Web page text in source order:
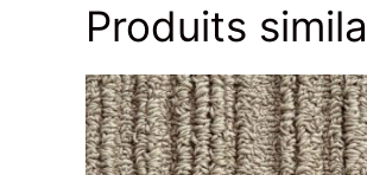
Produits